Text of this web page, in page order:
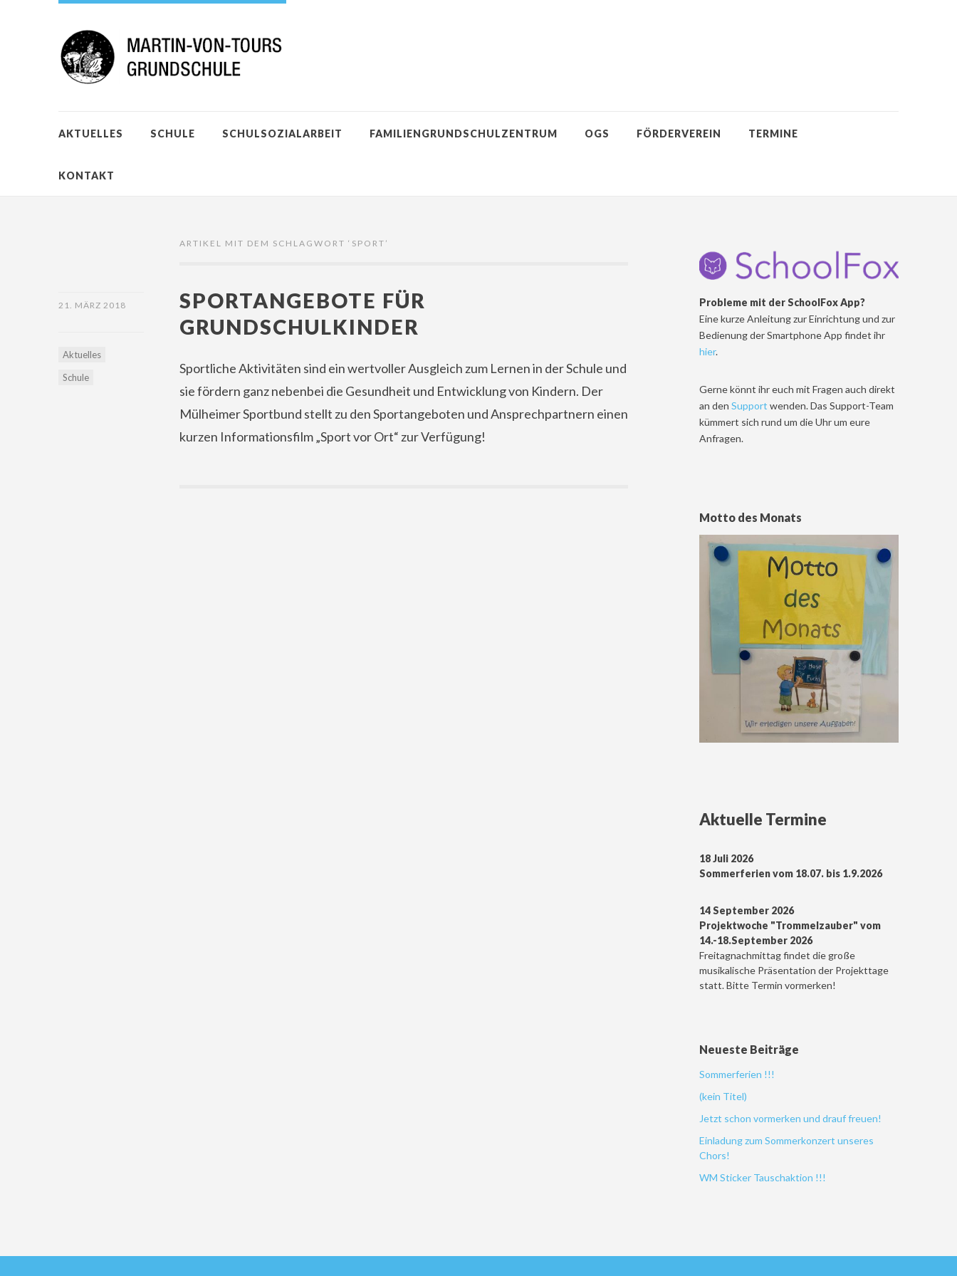
AKTUELLES SCHULE SCHULSOZIALARBEIT FAMILIENGRUNDSCHULZENTRUM OGS FÖRDERVEREIN TERMINE
KONTAKT
ARTIKEL MIT DEM SCHLAGWORT ‘ SPORT ’
21. MÄRZ 2018
Aktuelles
Schule
SPORTANGEBOTE FÜR
GRUNDSCHULKINDER
Sportliche Aktivitäten sind ein wertvoller Ausgleich zum Lernen in der Schule und
sie fördern ganz nebenbei die Gesundheit und Entwicklung von Kindern. Der
Mülheimer Sportbund stellt zu den Sportangeboten und Ansprechpartnern einen
kurzen Informationsfilm „Sport vor Ort“ zur Verfügung!
Probleme mit der SchoolFox App?
Eine kurze Anleitung zur Einrichtung und zur
Bedienung der Smartphone App findet ihr
hier.
Gerne könnt ihr euch mit Fragen auch direkt
an den Support wenden. Das Support-Team
kümmert sich rund um die Uhr um eure
Anfragen.
Motto des Monats
Aktuelle Termine
18 Juli 2026
Sommerferien vom 18.07. bis 1.9.2026
14 September 2026
Projektwoche "Trommelzauber" vom
14.-18.September 2026
Freitagnachmittag findet die große
musikalische Präsentation der Projekttage
statt. Bitte Termin vormerken!
Neueste Beiträge
Sommerferien !!!
(kein Titel)
Jetzt schon vormerken und drauf freuen!
Einladung zum Sommerkonzert unseres
Chors!
WM Sticker Tauschaktion !!!